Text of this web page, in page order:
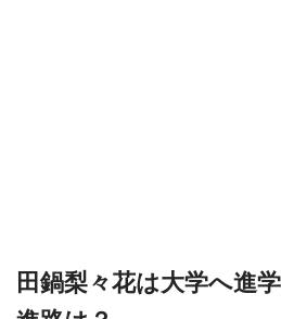
田鍋梨々花は大学へ進